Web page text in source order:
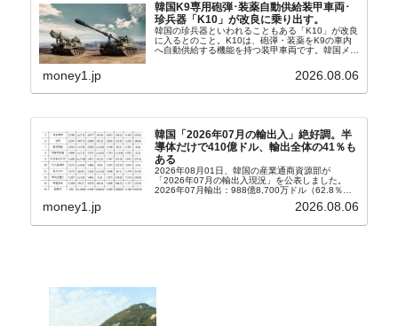
韓国K9専用砲弾･装薬自動供給装甲車両･
珍兵器「K10」が改良に乗り出す。
韓国の珍兵器といわれることもある「K10」が改良
に入るとのこと。K10は、砲弾・装薬をK9の車内
へ自動供給する機能を持つ装甲車両です。韓国メデ
から以下に一部を引きます。2005年に初めて...
money1.jp 2026.08.06
韓国「2026年07月の輸出入」絶好調。半
導体だけで410億ドル、輸出全体の41％も
ある
2026年08月01日、韓国の産業通商資源部が
「2026年07月の輸出入現況」を公表しました。
2026年07月輸出：988億8,700万ドル（62.8％）
money1.jp 2026.08.06